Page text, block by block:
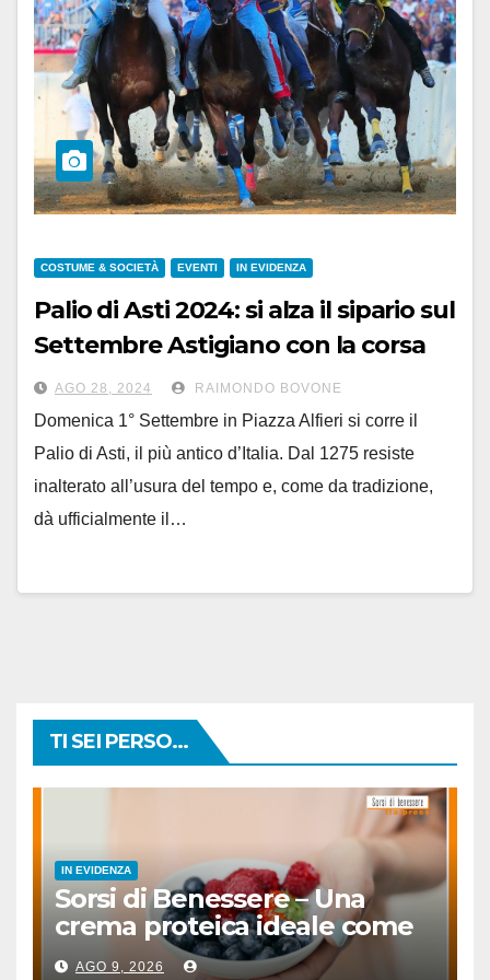
COSTUME & SOCIETÀ EVENTI IN EVIDENZA
Palio di Asti 2024: si alza il sipario sul
Settembre Astigiano con la corsa
più antica d’Italia
AGO 28, 2024 RAIMONDO BOVONE
Domenica 1° Settembre in Piazza Alfieri si corre il
Palio di Asti, il più antico d’Italia. Dal 1275 resiste
inalterato all’usura del tempo e, come da tradizione,
dà ufficialmente il…
TI SEI PERSO...
IN EVIDENZA
Sorsi di Benessere – Una
crema proteica ideale come
spuntino
AGO 9, 2026